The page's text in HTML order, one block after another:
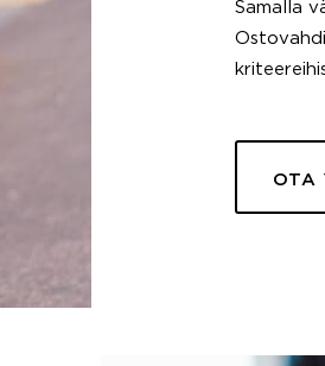
Samalla
OTA